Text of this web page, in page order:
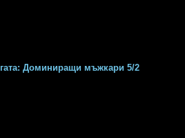
Доминиращи мъжкари 5/2